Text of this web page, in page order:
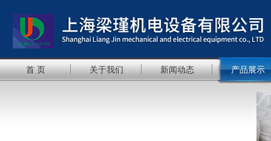
首 页 关于我们 新闻动态 产品展示